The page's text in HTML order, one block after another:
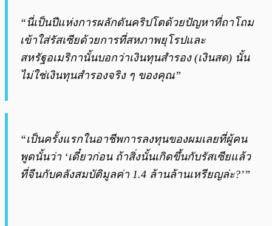
“นี่เป็นปีแห่งการผลักดันคริปโตด้วยปัญหาที่ถาโถม
เข้าใส่รัสเซียด้วยการที่สหภาพยุโรปและ
สหรัฐอเมริกานั้นบอกว่าเงินทุนสำรอง (เงินสด) นั้น
ไม่ใช่เงินทุนสำรองจริง ๆ ของคุณ”
“เป็นครั้งแรกในอาชีพการลงทุนของผมเลยที่ผู้คน
พูดนั้นว่า ‘เดี๋ยวก่อน ถ้าสิ่งนั้นเกิดขึ้นกับรัสเซียแล้ว
ที่จีนกับคลังสมบัติมูลค่า 1.4 ล้านล้านเหรียญล่ะ?’”